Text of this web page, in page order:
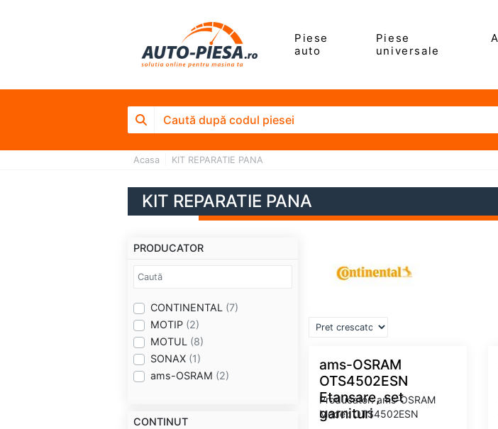
Piese
auto
Piese
universale
Acasa KIT REPARATIE PANA
KIT REPARATIE PANA
PRODUCATOR
CONTINENTAL (7)
MOTIP (2)
MOTUL (8)
SONAX (1)
ams-OSRAM (2)
CONTINUT
ams-OSRAM
OTS4502ESN
Etansare, set
garnituri
Producator: ams-OSRAM
Model: OTS4502ESN